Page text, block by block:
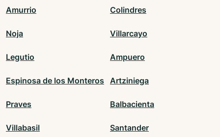
Amurrio Colindres
Noja Villarcayo
Legutio Ampuero
Espinosa de los Monteros Artziniega
Praves Balbacienta
Villabasil Santander